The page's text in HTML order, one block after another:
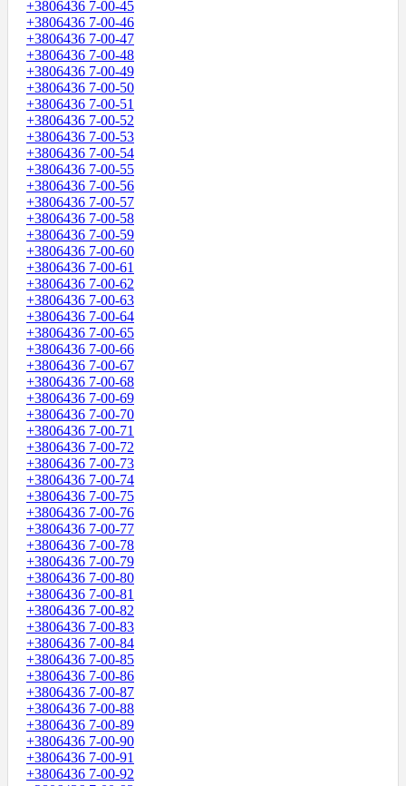
+3806436 7-00-45
+3806436 7-00-46
+3806436 7-00-47
+3806436 7-00-48
+3806436 7-00-49
+3806436 7-00-50
+3806436 7-00-51
+3806436 7-00-52
+3806436 7-00-53
+3806436 7-00-54
+3806436 7-00-55
+3806436 7-00-56
+3806436 7-00-57
+3806436 7-00-58
+3806436 7-00-59
+3806436 7-00-60
+3806436 7-00-61
+3806436 7-00-62
+3806436 7-00-63
+3806436 7-00-64
+3806436 7-00-65
+3806436 7-00-66
+3806436 7-00-67
+3806436 7-00-68
+3806436 7-00-69
+3806436 7-00-70
+3806436 7-00-71
+3806436 7-00-72
+3806436 7-00-73
+3806436 7-00-74
+3806436 7-00-75
+3806436 7-00-76
+3806436 7-00-77
+3806436 7-00-78
+3806436 7-00-79
+3806436 7-00-80
+3806436 7-00-81
+3806436 7-00-82
+3806436 7-00-83
+3806436 7-00-84
+3806436 7-00-85
+3806436 7-00-86
+3806436 7-00-87
+3806436 7-00-88
+3806436 7-00-89
+3806436 7-00-90
+3806436 7-00-91
+3806436 7-00-92